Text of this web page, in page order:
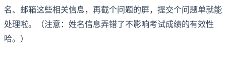
名、邮箱这些相关信息，再截个问题的屏，提交个问题单就能
处理啦。（注意：姓名信息弄错了不影响考试成绩的有效性
哈。）